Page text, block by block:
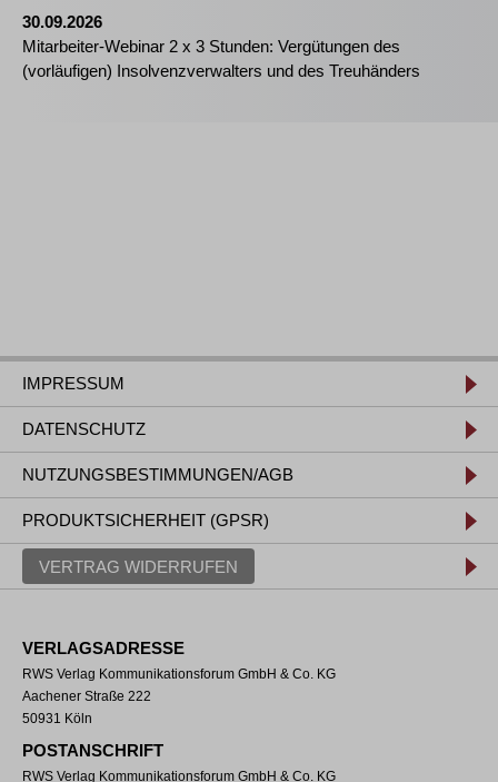
30.09.2026
Mitarbeiter-Webinar 2 x 3 Stunden: Vergütungen des
(vorläufigen) Insolvenzverwalters und des Treuhänders
IMPRESSUM
DATENSCHUTZ
NUTZUNGSBESTIMMUNGEN/AGB
PRODUKTSICHERHEIT (GPSR)
VERTRAG WIDERRUFEN
VERLAGSADRESSE
RWS Verlag Kommunikationsforum GmbH & Co. KG
Aachener Straße 222
50931 Köln
POSTANSCHRIFT
RWS Verlag Kommunikationsforum GmbH & Co. KG